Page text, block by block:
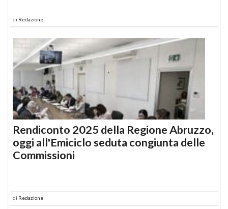
di Redazione
Rendiconto 2025 della Regione Abruzzo,
oggi all'Emiciclo seduta congiunta delle
Commissioni
di Redazione